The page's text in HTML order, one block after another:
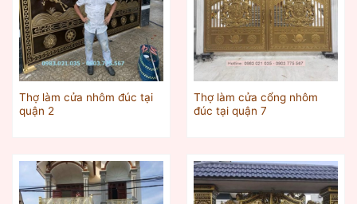
Thợ làm cửa nhôm đúc tại
quận 2
Thợ làm cửa cổng nhôm
đúc tại quận 7